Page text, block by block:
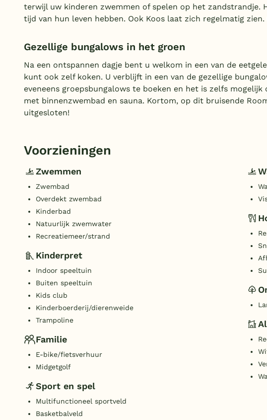
terwijl uw kinderen zwemmen of spelen op het
tijd van hun leven hebben. Ook Koos laat zich regelmatig
Gezellige bungalows in het groen
Na een ontspannen dagje bent u welkom in een van de
kunt ook zelf koken. U verblijft in een van de gezellige
eveneens groepsbungalows te boeken en het is zelfs mogelijk
met binnenzwembad en sauna. Kortom, op dit bruisende
uitgesloten!
Voorzieningen
Zwemmen
Zwembad
Overdekt zwembad
Kinderbad
Natuurlijk zwemwater
Recreatiemeer/strand
Kinderpret
Indoor speeltuin
Buiten speeltuin
Kids club
Kinderboerderij/dierenweide
Trampoline
Familie
E-bike/fietsverhuur
Midgetgolf
Sport en spel
Multifunctioneel sportveld
Basketbalveld